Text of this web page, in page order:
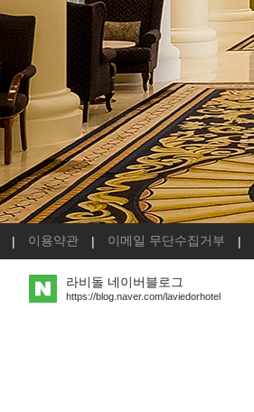
| 이용약관 | 이메일 무단수집거부 |
라비돌 네이버블로그
https://blog.naver.com/laviedorhotel